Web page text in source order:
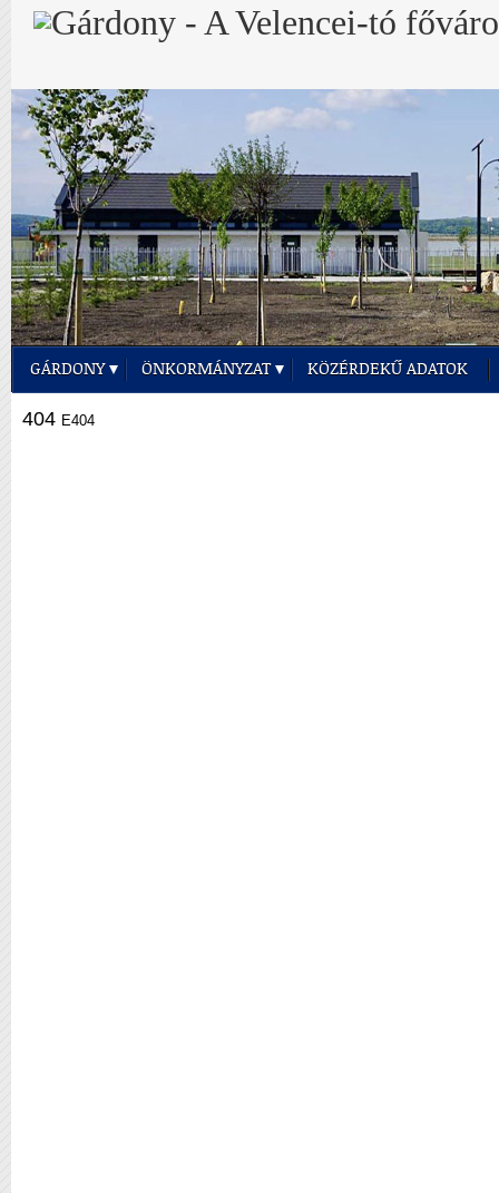
GÁRDONY ÖNKORMÁNYZAT KÖZÉRDEKŰ ADATOK
404 E404